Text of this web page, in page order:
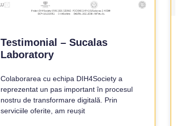
Testimonial – Sucalas
Laboratory
Colaborarea cu echipa DIH4Society a
reprezentat un pas important în procesul
nostru de transformare digitală. Prin
serviciile oferite, am reușit